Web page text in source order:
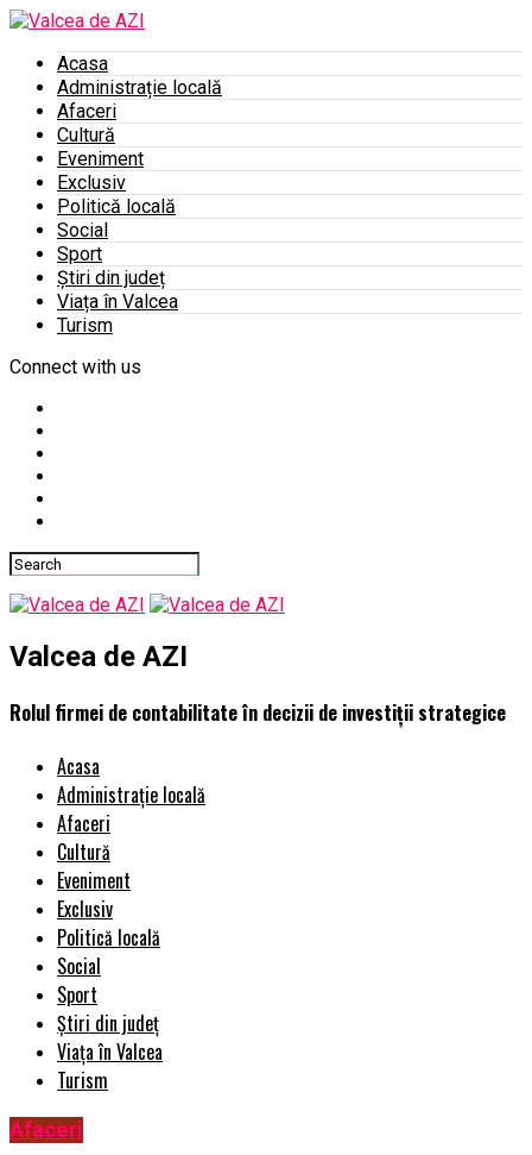
Acasa
Administrație locală
Afaceri
Cultură
Eveniment
Exclusiv
Politică locală
Social
Sport
Știri din județ
Viața în Valcea
Turism
Connect with us
Valcea de AZI
Rolul firmei de contabilitate în decizii de investiții strategice
Acasa
Administrație locală
Afaceri
Cultură
Eveniment
Exclusiv
Politică locală
Social
Sport
Știri din județ
Viața în Valcea
Turism
Afaceri